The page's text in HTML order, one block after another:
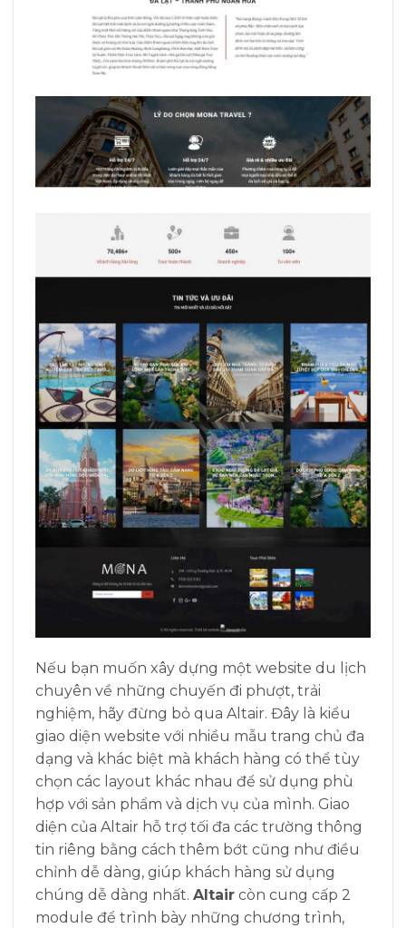
Nếu bạn muốn xây dựng một website du lịch
chuyên về những chuyến đi phượt, trải
nghiệm, hãy đừng bỏ qua Altair. Đây là kiểu
giao diện website với nhiều mẫu trang chủ đa
dạng và khác biệt mà khách hàng có thể tùy
chọn các layout khác nhau để sử dụng phù
hợp với sản phẩm và dịch vụ của mình. Giao
diện của Altair hỗ trợ tối đa các trường thông
tin riêng bằng cách thêm bớt cũng như điều
chỉnh dễ dàng, giúp khách hàng sử dụng
chúng dễ dàng nhất. Altair còn cung cấp 2
module để trình bày những chương trình,